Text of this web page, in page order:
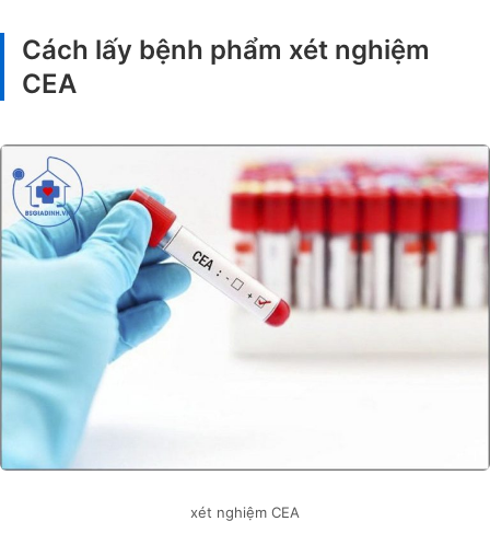
Cách lấy bệnh phẩm xét nghiệm
CEA
xét nghiệm CEA